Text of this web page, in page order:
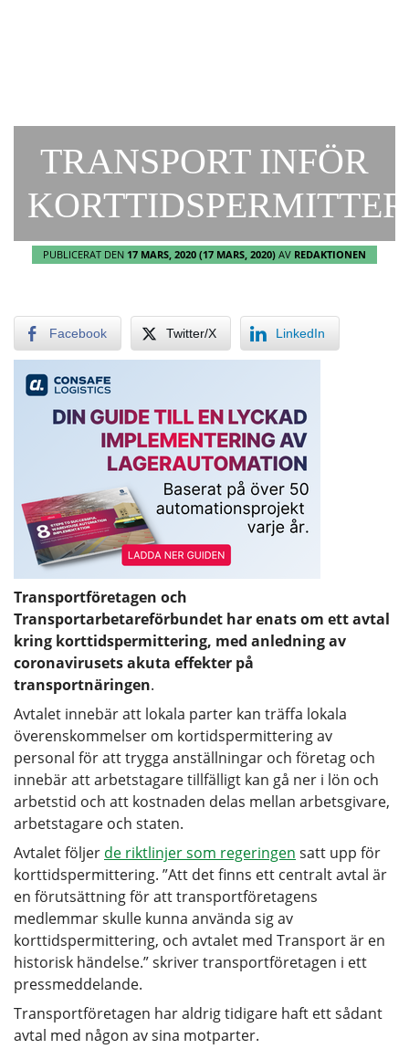
TRANSPORT INFÖR
PUBLICERAT DEN 17 MARS, 2020 (17 MARS, 2020) AV REDAKTIONEN
Facebook Twitter/X LinkedIn
Transportföretagen och
Transportarbetareförbundet har enats om ett avtal
kring korttidspermittering, med anledning av
coronavirusets akuta effekter på
transportnäringen.
Avtalet innebär att lokala parter kan träffa lokala
överenskommelser om kortidspermittering av
personal för att trygga anställningar och företag och
innebär att arbetstagare tillfälligt kan gå ner i lön och
arbetstid och att kostnaden delas mellan arbetsgivare,
arbetstagare och staten.
Avtalet följer de riktlinjer som regeringen satt upp för
korttidspermittering. ”Att det finns ett centralt avtal är
en förutsättning för att transportföretagens
medlemmar skulle kunna använda sig av
korttidspermittering, och avtalet med Transport är en
historisk händelse.” skriver transportföretagen i ett
pressmeddelande.
Transportföretagen har aldrig tidigare haft ett sådant
avtal med någon av sina motparter.